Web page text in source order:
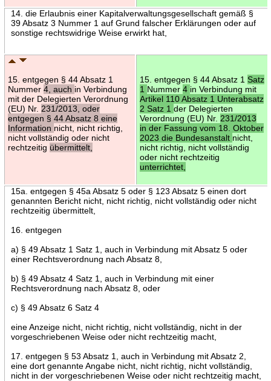
14. die Erlaubnis einer Kapitalverwaltungsgesellschaft gemäß §
39 Absatz 3 Nummer 1 auf Grund falscher Erklärungen oder auf
sonstige rechtswidrige Weise erwirkt hat,
15. entgegen § 44 Absatz 1
Nummer 4, auch in Verbindung
mit der Delegierten Verordnung
(EU) Nr. 231/2013, oder
entgegen § 44 Absatz 8 eine
Information nicht, nicht richtig,
nicht vollständig oder nicht
rechtzeitig übermittelt,
15. entgegen § 44 Absatz 1 Satz
1 Nummer 4 in Verbindung mit
Artikel 110 Absatz 1 Unterabsatz
2 Satz 1 der Delegierten
Verordnung (EU) Nr. 231/2013
in der Fassung vom 18. Oktober
2023 die Bundesanstalt nicht,
nicht richtig, nicht vollständig
oder nicht rechtzeitig
unterrichtet,
15a. entgegen § 45a Absatz 5 oder § 123 Absatz 5 einen dort
genannten Bericht nicht, nicht richtig, nicht vollständig oder nicht
rechtzeitig übermittelt,
16. entgegen
a) § 49 Absatz 1 Satz 1, auch in Verbindung mit Absatz 5 oder
einer Rechtsverordnung nach Absatz 8,
b) § 49 Absatz 4 Satz 1, auch in Verbindung mit einer
Rechtsverordnung nach Absatz 8, oder
c) § 49 Absatz 6 Satz 4
eine Anzeige nicht, nicht richtig, nicht vollständig, nicht in der
vorgeschriebenen Weise oder nicht rechtzeitig macht,
17. entgegen § 53 Absatz 1, auch in Verbindung mit Absatz 2,
eine dort genannte Angabe nicht, nicht richtig, nicht vollständig,
nicht in der vorgeschriebenen Weise oder nicht rechtzeitig macht,